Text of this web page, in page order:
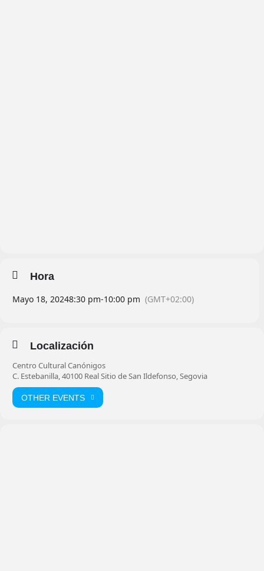
Hora
Mayo 18, 20248:30 pm-10:00 pm (GMT+02:00)
Localización
Centro Cultural Canónigos
C. Estebanilla, 40100 Real Sitio de San Ildefonso, Segovia
OTHER EVENTS